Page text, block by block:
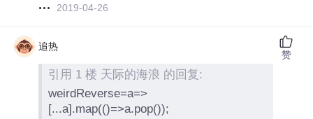
2019-04-26
追热
引用 1 楼 天际的海浪 的回复:
weirdReverse=a=>
[...a].map(()=>a.pop());
赞